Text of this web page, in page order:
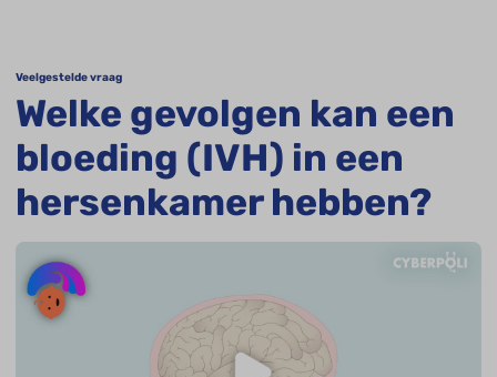
Veelgestelde vraag
Welke gevolgen kan een
bloeding (IVH) in een
hersenkamer hebben?